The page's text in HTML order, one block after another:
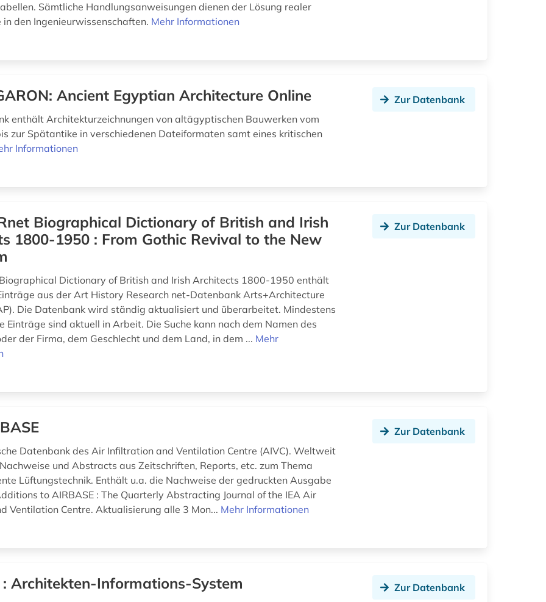
Sämtliche Handlungsanweisungen dienen der Lösung realer
in den Ingenieurwissenschaften. Mehr Informationen
Ancient Egyptian Architecture Online
enthält Architekturzeichnungen von altägyptischen Bauwerken vom
zur Spätantike in verschiedenen Dateiformaten samt eines kritischen
Informationen
Zur Datenbank
Biographical Dictionary of British and Irish
1800-1950 : From Gothic Revival to the New
Dictionary of British and Irish Architects 1800-1950 enthält
aus der Art History Research net-Datenbank Arts+Architecture
Die Datenbank wird ständig aktualisiert und überarbeitet. Mindestens
Einträge sind aktuell in Arbeit. Die Suche kann nach dem Namen des
der Firma, dem Geschlecht und dem Land, in dem ... Mehr
Zur Datenbank
Datenbank des Air Infiltration and Ventilation Centre (AIVC). Weltweit
und Abstracts aus Zeitschriften, Reports, etc. zum Thema
Lüftungstechnik. Enthält u.a. die Nachweise der gedruckten Ausgabe
to AIRBASE : The Quarterly Abstracting Journal of the IEA Air
Ventilation Centre. Aktualisierung alle 3 Mon... Mehr Informationen
Zur Datenbank
: Architekten-Informations-System Zur Datenbank